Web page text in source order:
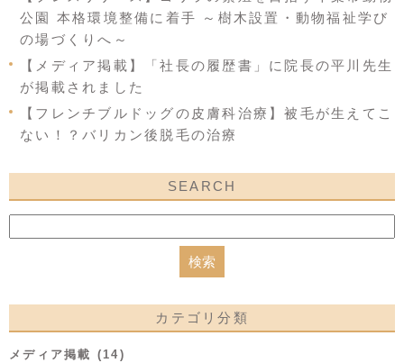
公園 本格環境整備に着手 ～樹木設置・動物福祉学び
の場づくりへ～
【メディア掲載】「社長の履歴書」に院長の平川先生
が掲載されました
【フレンチブルドッグの皮膚科治療】被毛が生えてこ
ない！？バリカン後脱毛の治療
SEARCH
カテゴリ分類
メディア掲載 (14)